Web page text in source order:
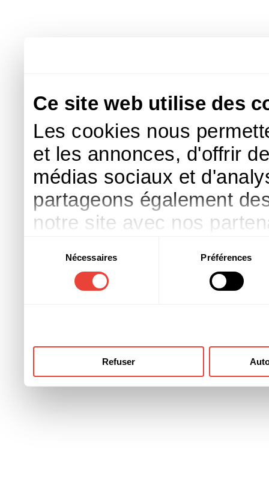
Ce site web utilise des
Les cookies nous
et les annonces, d'offrir
médias sociaux et
partageons également
notre site avec nos
d'autres informations
ont collectées lors de
consentement
Nécessaires Préférences
Refuser